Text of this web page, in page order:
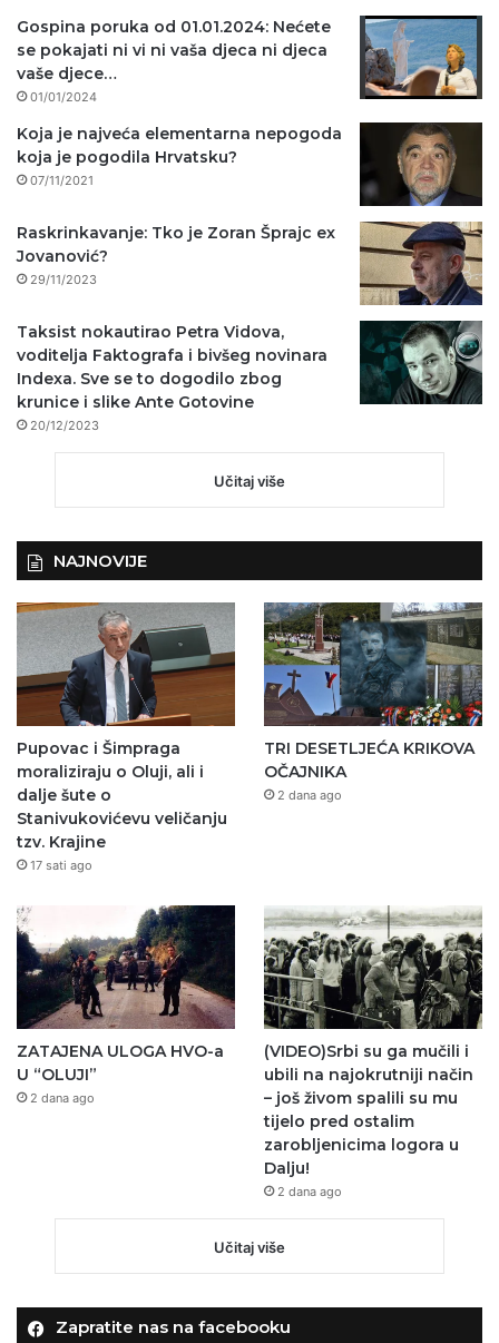
Gospina poruka od 01.01.2024: Nećete
se pokajati ni vi ni vaša djeca ni djeca
vaše djece…
01/01/2024
Koja je najveća elementarna nepogoda
koja je pogodila Hrvatsku?
07/11/2021
Raskrinkavanje: Tko je Zoran Šprajc ex
Jovanović?
29/11/2023
Taksist nokautirao Petra Vidova,
voditelja Faktografa i bivšeg novinara
Indexa. Sve se to dogodilo zbog
krunice i slike Ante Gotovine
20/12/2023
Učitaj više
NAJNOVIJE
Pupovac i Šimpraga
moraliziraju o Oluji, ali i
dalje šute o
Stanivukovićevu veličanju
tzv. Krajine
17 sati ago
TRI DESETLJEĆA KRIKOVA
OČAJNIKA
2 dana ago
ZATAJENA ULOGA HVO-a
U “OLUJI”
2 dana ago
(VIDEO)Srbi su ga mučili i
ubili na najokrutniji način
– još živom spalili su mu
tijelo pred ostalim
zarobljenicima logora u
Dalju!
2 dana ago
Učitaj više
Zapratite nas na facebooku